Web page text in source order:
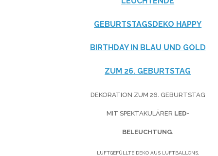
GEBURTSTAGSDEKO HAPPY
BIRTHDAY IN BLAU UND GOLD
ZUM 26. GEBURTSTAG
DEKORATION ZUM 26. GEBURTSTAG
MIT SPEKTAKULÄRER LED-
BELEUCHTUNG
LUFTGEFÜLLTE DEKO AUS LUFTBALLONS,